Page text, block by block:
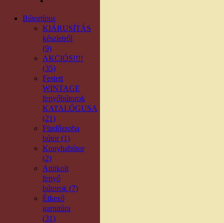
Bútortípus
KIÁRUSÍTÁS
készletről
(9)
AKCIÓS!!!!
(35)
Festett
WINTAGE
fenyőbútorok
KATALÓGUSA
(21)
Fürdőszoba
bútor (1)
Konyhabútor
(2)
Antikolt
fenyő
bútorok (7)
Étkező
garnitúra
(31)